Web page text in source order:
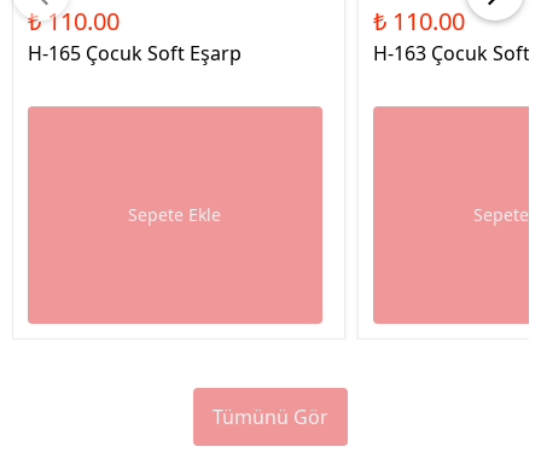
₺ 110.00
H-165 Çocuk Soft Eşarp
Sepete Ekle
₺ 110.00
H-163 Çocuk Soft
Sepete
Tümünü Gör